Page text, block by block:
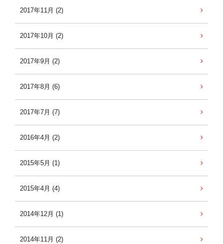
2017年11月 (2)
2017年10月 (2)
2017年9月 (2)
2017年8月 (6)
2017年7月 (7)
2016年4月 (2)
2015年5月 (1)
2015年4月 (4)
2014年12月 (1)
2014年11月 (2)